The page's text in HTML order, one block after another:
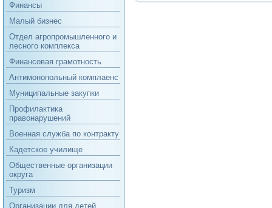
Финансы
Малый бизнес
Отдел агропромышленного и
лесного комплекса
Финансовая грамотность
Антимонопольный комплаенс
Муниципальные закупки
Профилактика
правонарушений
Военная служба по контракту
Кадетское училище
Общественные организации
округа
Туризм
Организации для детей